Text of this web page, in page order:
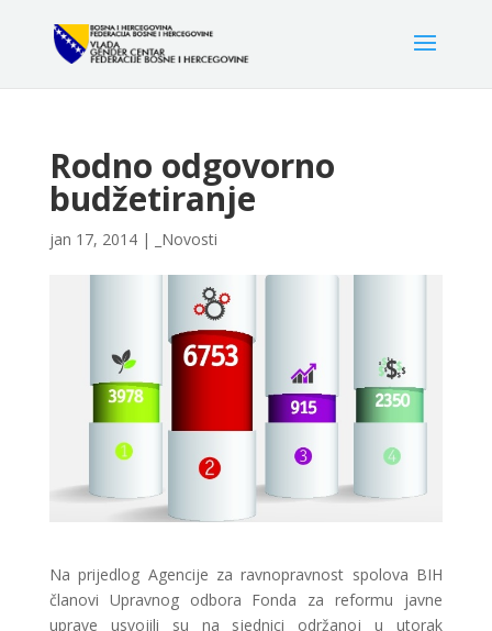
Rodno odgovorno
budžetiranje
jan 17, 2014| _Novosti
Na prijedlog Agencije za ravnopravnost spolova BIH
članovi Upravnog odbora Fonda za reformu javne
uprave usvojili su na sjednici održanoj u utorak